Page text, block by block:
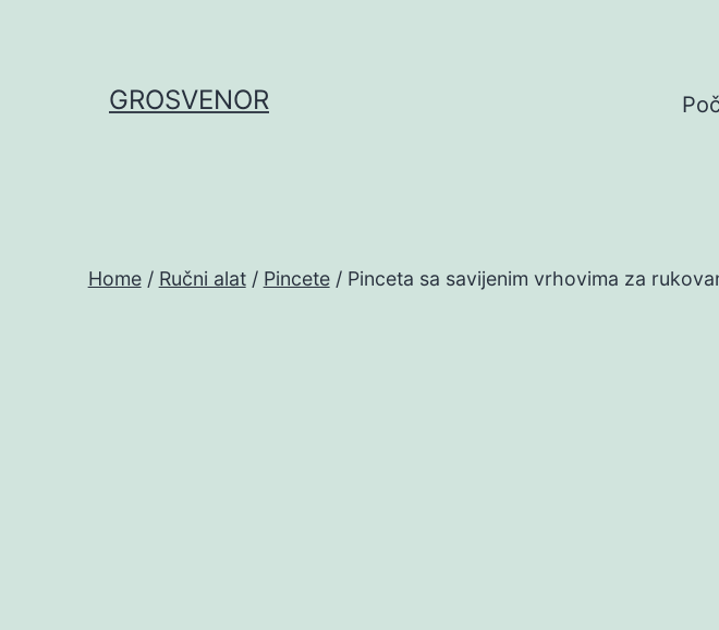
GROSVENOR
Home/ Ručni alat/ Pincete/ Pinceta sa savijenim vrhovima za